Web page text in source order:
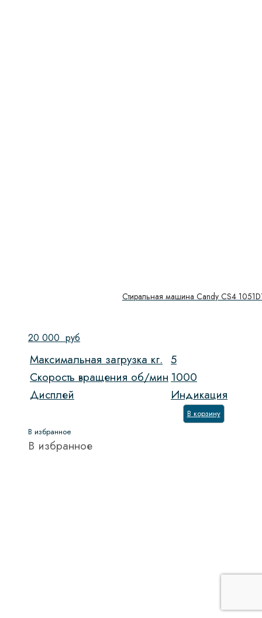
Стиральная машина Candy CS4
20 000 руб
Максимальная загрузка кг. 5
Скорость вращения об/мин1000
Дисплей
Индикация
В корзину
В избранное
В избранное